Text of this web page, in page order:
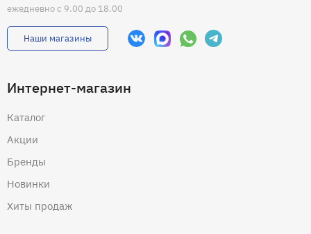
ежедневно с 9.00 до 18.00
Наши магазины
Интернет-магазин
Каталог
Акции
Бренды
Новинки
Хиты продаж